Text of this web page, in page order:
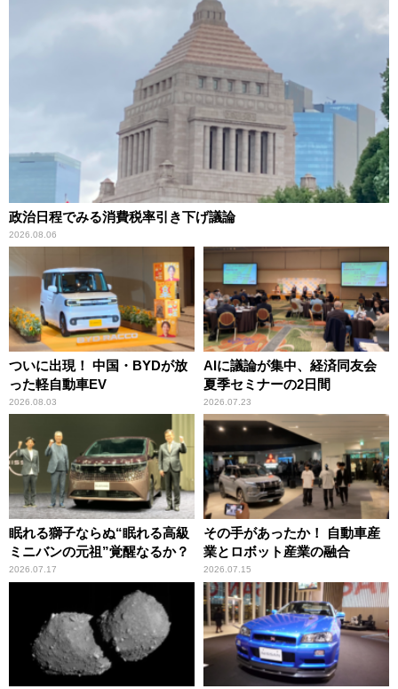
政治日程でみる消費税率引き下げ議論
2026.08.06
ついに出現！ 中国・BYDが放
った軽自動車EV
2026.08.03
AIに議論が集中、経済同友会
夏季セミナーの2日間
2026.07.23
眠れる獅子ならぬ“眠れる高級
ミニバンの元祖”覚醒なるか？
2026.07.17
その手があったか！ 自動車産
業とロボット産業の融合
2026.07.15